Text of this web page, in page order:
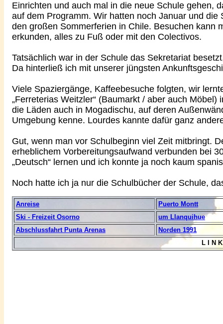
Einrichten und auch mal in die neue Schule gehen,
auf dem Programm. Wir hatten noch Januar und die
den großen Sommerferien in Chile. Besuchen kann
erkunden, alles zu Fuß oder mit den Colectivos.
Tatsächlich war in der Schule das Sekretariat
Da hinterließ ich mit unserer jüngsten
Viele Spaziergänge, Kaffeebesuche folgten, wir
„Ferreterias Weitzler“ (Baumarkt / aber auch
die Läden auch in Mogadischu, auf deren
Umgebung kenne. Lourdes kannte dafür ganz
Gut, wenn man vor Schulbeginn viel Zeit mitbringt.
erheblichem Vorbereitungsaufwand verbunden bei
„Deutsch“ lernen und ich konnte ja noch kaum
Noch hatte ich ja nur die Schulbücher der Schule,
Anreise
Puerto Montt
Ski - Freizeit Osorno
um Llanquihue
Abschlussfahrt Punta Arenas
Norden 1991
L I N